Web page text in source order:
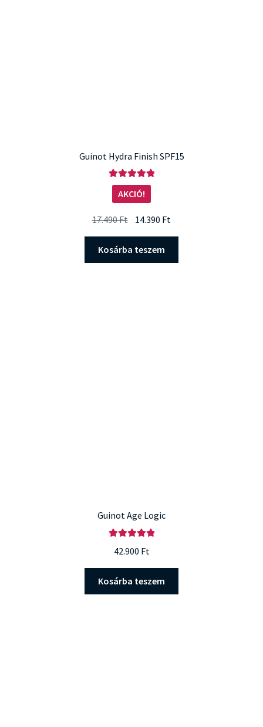
Guinot Hydra Finish SPF15
Értékelés:
5.00/ 5
AKCIÓ!
17.490Ft Original
price
was:
17.490 Ft.
14.390 Ft
price
14.390 Ft.
Kosárba teszem
Guinot Age Logic
42.900 Ft
Kosárba teszem